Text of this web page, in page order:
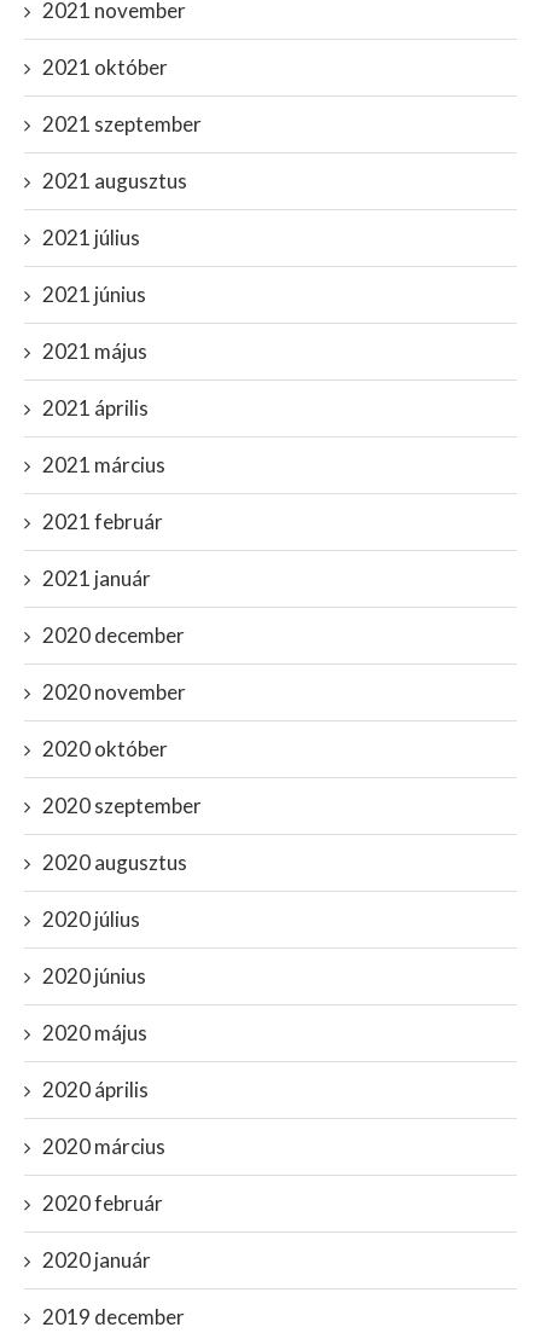
2021 november
2021 október
2021 szeptember
2021 augusztus
2021 július
2021 június
2021 május
2021 április
2021 március
2021 február
2021 január
2020 december
2020 november
2020 október
2020 szeptember
2020 augusztus
2020 július
2020 június
2020 május
2020 április
2020 március
2020 február
2020 január
2019 december